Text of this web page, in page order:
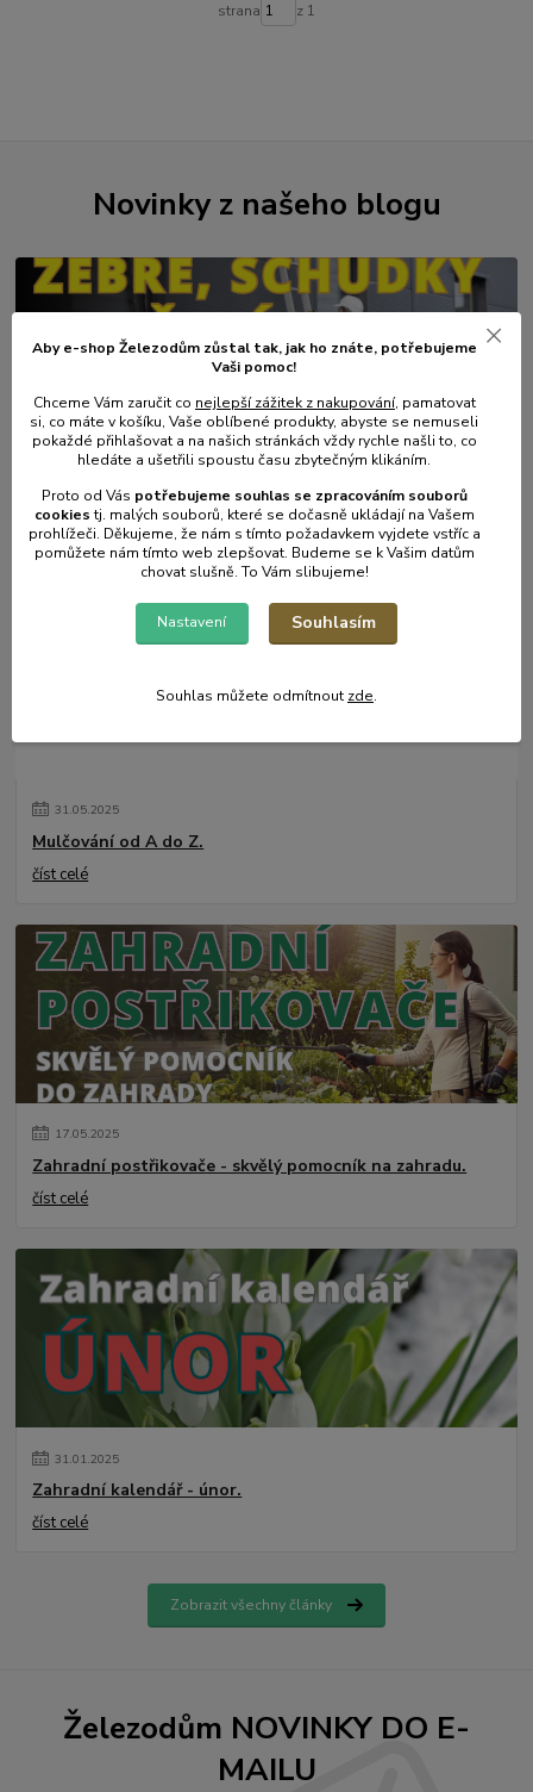
strana z 1
Novinky z našeho blogu
08.2026
💥 Stali jsme se přímým dovozcem hliníkových žebřů a
lešení.
číst celé
31.05.2025
Mulčování od A do Z.
číst celé
17.05.2025
Zahradní postřikovače - skvělý pomocník na zahradu.
číst celé
31.01.2025
Zahradní kalendář - únor.
číst celé
Zobrazit všechny články
Železodům NOVINKY DO E-
MAILU
Aby e-shop Železodům zůstal tak, jak ho znáte, potřebujeme
Vaši pomoc!
Chceme Vám zaručit co nejlepší zážitek z nakupování, pamatovat
si, co máte v košíku, Vaše oblíbené produkty, abyste se nemuseli
pokaždé přihlašovat a na našich stránkách vždy rychle našli to, co
hledáte a ušetřili spoustu času zbytečným klikáním.
Proto od Vás potřebujeme souhlas se zpracováním souborů
cookiestj. malých souborů, které se dočasně ukládají na Vašem
prohlížeči. Děkujeme, že nám s tímto požadavkem vyjdete vstříc a
pomůžete nám tímto web zlepšovat. Budeme se k Vašim datům
chovat slušně. To Vám slibujeme!
Nastavení Souhlasím
Souhlas můžete odmítnout zde.